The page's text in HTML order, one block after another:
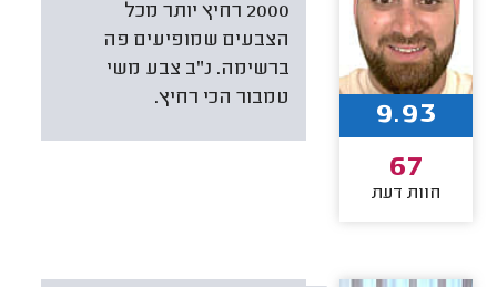
2000 רחיץ יותר מכל
הצבעים שמופיעים פה
ברשימה. נ"ב צבע משי
טמבור הכי רחיץ.
9.93
67
חוות דעת